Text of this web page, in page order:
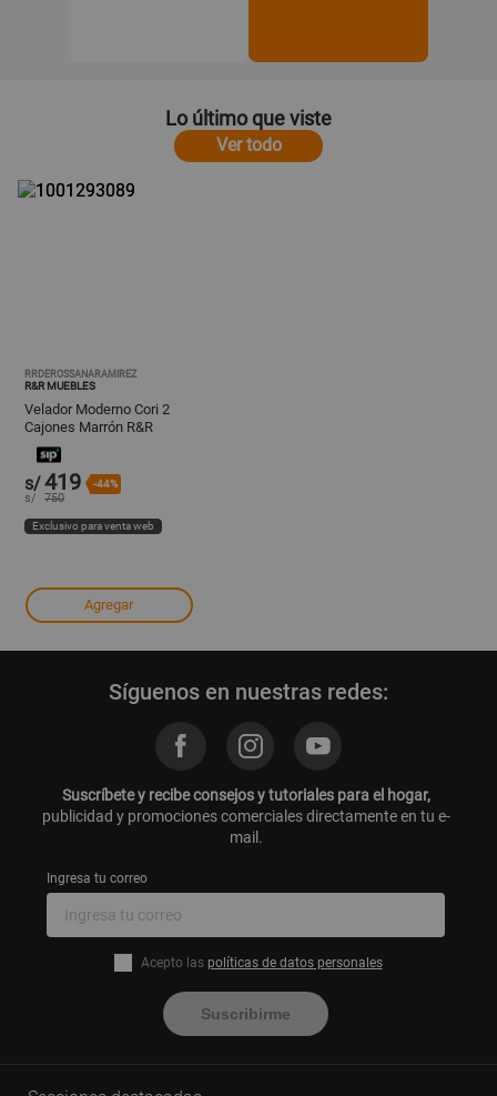
Lo último que viste
Ver todo
RRDEROSSANARAMIREZ
R&R MUEBLES
Velador Moderno Cori 2
Cajones Marrón R&R
MUEBLES
s/419 -44%
s/ 750
Exclusivo para venta web
Agregar
Síguenos en nuestras redes:
Suscríbete y recibe consejos y tutoriales para el hogar,
publicidad y promociones comerciales directamente en tu e-
mail.
Ingresa tu correo
Acepto las políticas de datos personales
Suscribirme